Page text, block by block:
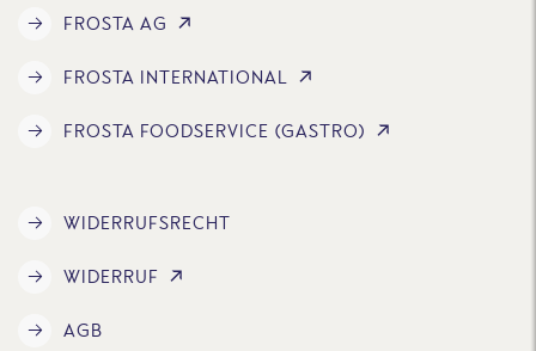
FROSTA AG
FROSTA INTERNATIONAL
FROSTA FOODSERVICE (GASTRO)
WIDERRUFSRECHT
WIDERRUF
AGB